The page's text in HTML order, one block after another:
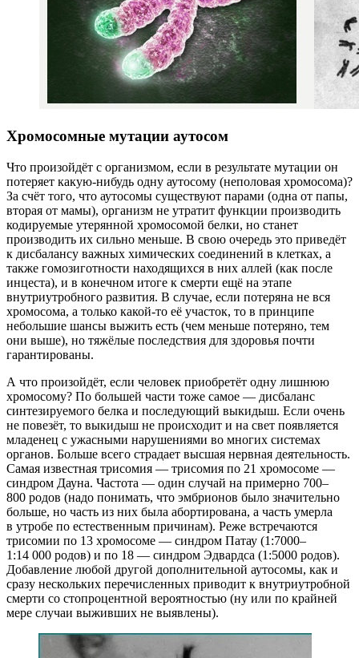
Хромосомные мутации аутосом
Что произойдёт с организмом, если в результате мутации он
потеряет какую-нибудь одну аутосому (неполовая хромосома)?
За счёт того, что аутосомы существуют парами (одна от папы,
вторая от мамы), организм не утратит функции производить
кодируемые утерянной хромосомой белки, но станет
производить их сильно меньше. В свою очередь это приведёт
к дисбалансу важных химических соединений в клетках, а
также гомозиготности находящихся в них аллей (как после
инцеста), и в конечном итоге к смерти ещё на этапе
внутриутробного развития. В случае, если потеряна не вся
хромосома, а только какой-то её участок, то в принципе
небольшие шансы выжить есть (чем меньше потеряно, тем
они выше), но тяжёлые последствия для здоровья почти
гарантированы.
А что произойдёт, если человек приобретёт одну лишнюю
хромосому? По большей части тоже самое — дисбаланс
синтезируемого белка и последующий выкидыш. Если очень
не повезёт, то выкидыш не происходит и на свет появляется
младенец с ужасными нарушениями во многих системах
органов. Больше всего страдает высшая нервная деятельность.
Самая известная трисомия — трисомия по 21 хромосоме —
синдром Дауна. Частота — один случай на примерно 700–
800 родов (надо понимать, что эмбрионов было значительно
больше, но часть из них была абортирована, а часть умерла
в утробе по естественным причинам). Реже встречаются
трисомии по 13 хромосоме — синдром Патау (1:7000–
1:14 000 родов) и по 18 — синдром Эдвардса (1:5000 родов).
Добавление любой другой дополнительной аутосомы, как и
сразу нескольких перечисленных приводит к внутриутробной
смерти со стопроцентной вероятностью (ну или по крайней
мере случаи выживших не выявлены).